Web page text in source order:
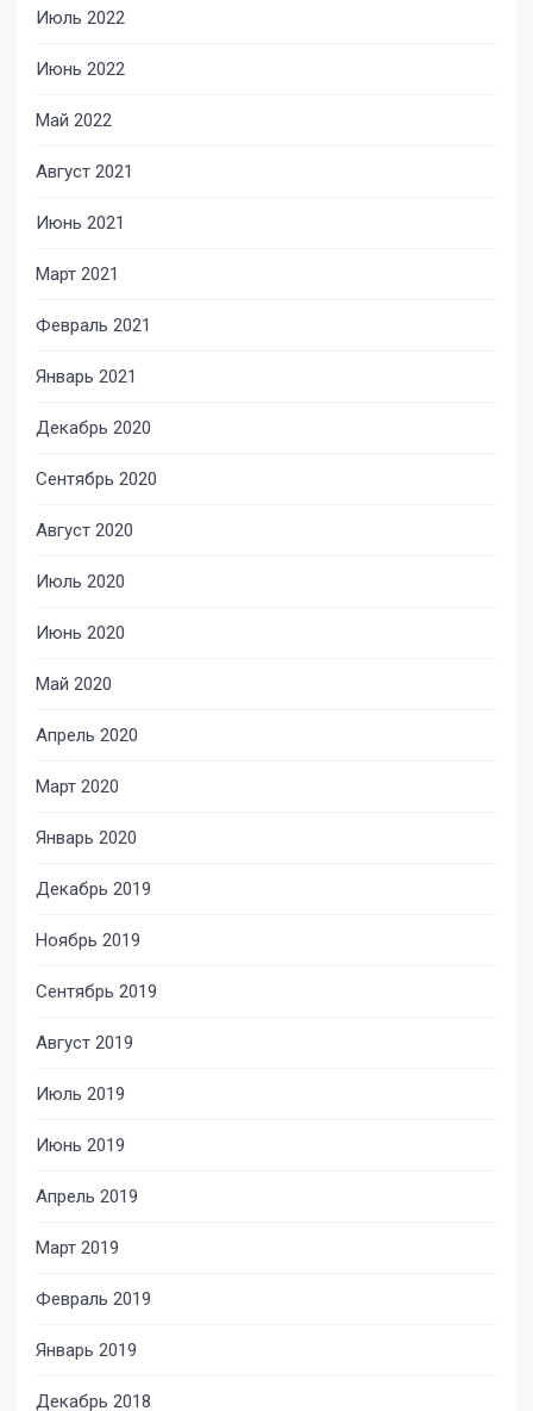
Июль 2022
Июнь 2022
Май 2022
Август 2021
Июнь 2021
Март 2021
Февраль 2021
Январь 2021
Декабрь 2020
Сентябрь 2020
Август 2020
Июль 2020
Июнь 2020
Май 2020
Апрель 2020
Март 2020
Январь 2020
Декабрь 2019
Ноябрь 2019
Сентябрь 2019
Август 2019
Июль 2019
Июнь 2019
Апрель 2019
Март 2019
Февраль 2019
Январь 2019
Декабрь 2018